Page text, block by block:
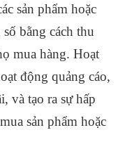
sản phẩm hoặc
bằng cách thu
mua hàng. Hoạt
động quảng cáo,
và tạo ra sự hấp
sản phẩm hoặc